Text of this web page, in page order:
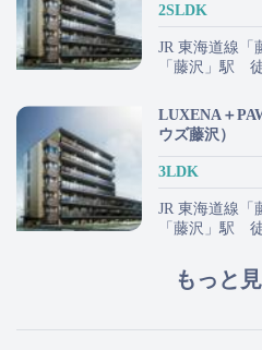
2SLDK
JR 東海道線
「藤沢」駅
LUXENA＋
ウズ藤沢）
3LDK
JR 東海道線
「藤沢」駅
もっと